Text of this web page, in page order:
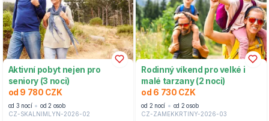
Aktivní pobyt nejen pro
seniory (3 noci)
od 9 780 CZK
od 3 nocí
od 2 osob
CZ-SKALNIMLYN-2026-02
Rodinný víkend pro velké i
malé tarzany (2 noci)
od 6 730 CZK
od 2 nocí
od 2 osob
CZ-ZAMEKKRTINY-2026-03